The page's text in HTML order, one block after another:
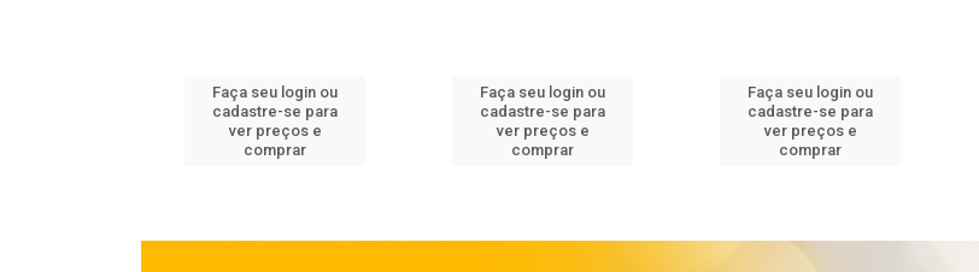
Faça seu login ou
cadastre-se para
ver preços e
comprar
Faça seu login ou
cadastre-se para
ver preços e
comprar
Faça seu login ou
cadastre-se para
ver preços e
comprar